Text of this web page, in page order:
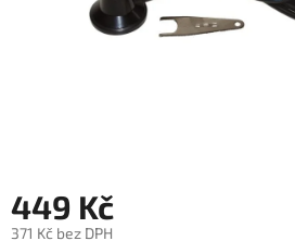
449 Kč
371 Kč bez DPH